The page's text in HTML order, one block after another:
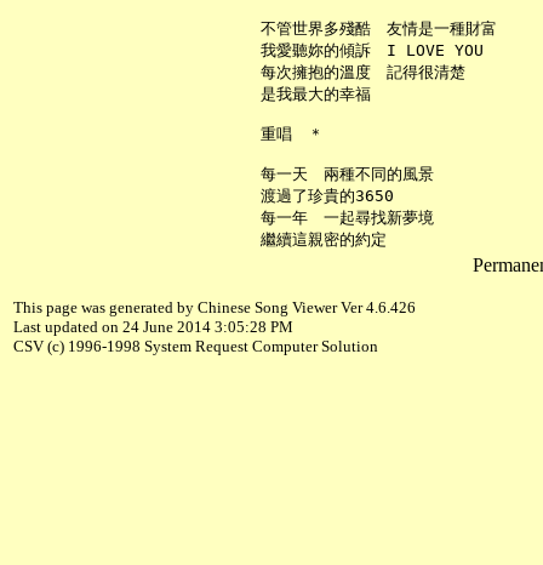
     不管世界多殘酷　友情是一種財富
     我愛聽妳的傾訴　I LOVE YOU
     每次擁抱的溫度　記得很清楚
     是我最大的幸福
     重唱　＊
     每一天　兩種不同的風景
     渡過了珍貴的3650
     每一年　一起尋找新夢境
This page was generated by Chinese Song Viewer Ver 4.6.426
Last updated on 24 June 2014 3:05:28 PM
CSV (c) 1996-1998 System Request Computer Solution